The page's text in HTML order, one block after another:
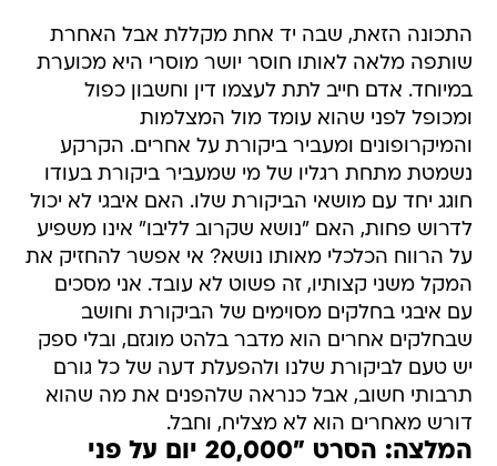
התכונה הזאת, שבה יד אחת מקללת אבל האחרת
שותפה מלאה לאותו חוסר יושר מוסרי היא מכוערת
במיוחד. אדם חייב לתת לעצמו דין וחשבון כפול
ומכופל לפני שהוא עומד מול המצלמות
והמיקרופונים ומעביר ביקורת על אחרים. הקרקע
נשמטת מתחת רגליו של מי שמעביר ביקורת בעודו
חוגג יחד עם מושאי הביקורת שלו. האם איבגי לא יכול
לדרוש פחות, האם "נושא שקרוב לליבו" אינו משפיע
על הרווח הכלכלי מאותו נושא? אי אפשר להחזיק את
המקל משני קצותיו, זה פשוט לא עובד. אני מסכים
עם איבגי בחלקים מסוימים של הביקורת וחושב
שבחלקים אחרים הוא מדבר בלהט מוגזם, ובלי ספק
יש טעם לביקורת שלנו ולהפעלת דעה של כל גורם
תרבותי חשוב, אבל כנראה שלהפנים את מה שהוא
דורש מאחרים הוא לא מצליח, וחבל.
המלצה: הסרט "20,000 יום על פני